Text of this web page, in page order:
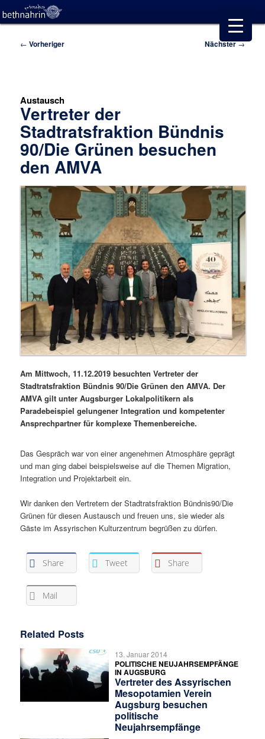
Beitragsnavigation
← Vorheriger Nächster→
Austausch
Vertreter der
Stadtratsfraktion Bündnis
90/Die Grünen besuchen
den AMVA
Am Mittwoch, 11.12.2019 besuchten Vertreter der
Stadtratsfraktion Bündnis 90/Die Grünen den AMVA. Der
AMVA gilt unter Augsburger Lokalpolitikern als
Paradebeispiel gelungener Integration und kompetenter
Ansprechpartner für komplexe Themenbereiche.
Das Gespräch war von einer angenehmen Atmosphäre geprägt
und man ging dabei beispielsweise auf die Themen Migration,
Integration und Projektarbeit ein.
Wir danken den Vertretern der Stadtratsfraktion Bündnis90/Die
Grünen für diesen Austausch und freuen uns, sie wieder als
Gäste im Assyrischen Kulturzentrum begrüßen zu dürfen.
Share Tweet Share
Mail
Related Posts
13. Januar 2014
POLITISCHE NEUJAHRSEMPFÄNGE
IN AUGSBURG
Vertreter des Assyrischen
Mesopotamien Verein
Augsburg besuchen
politische
Neujahrsempfänge